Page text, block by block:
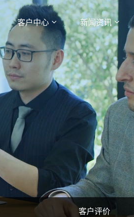
客户中心 新闻资讯
客户评价